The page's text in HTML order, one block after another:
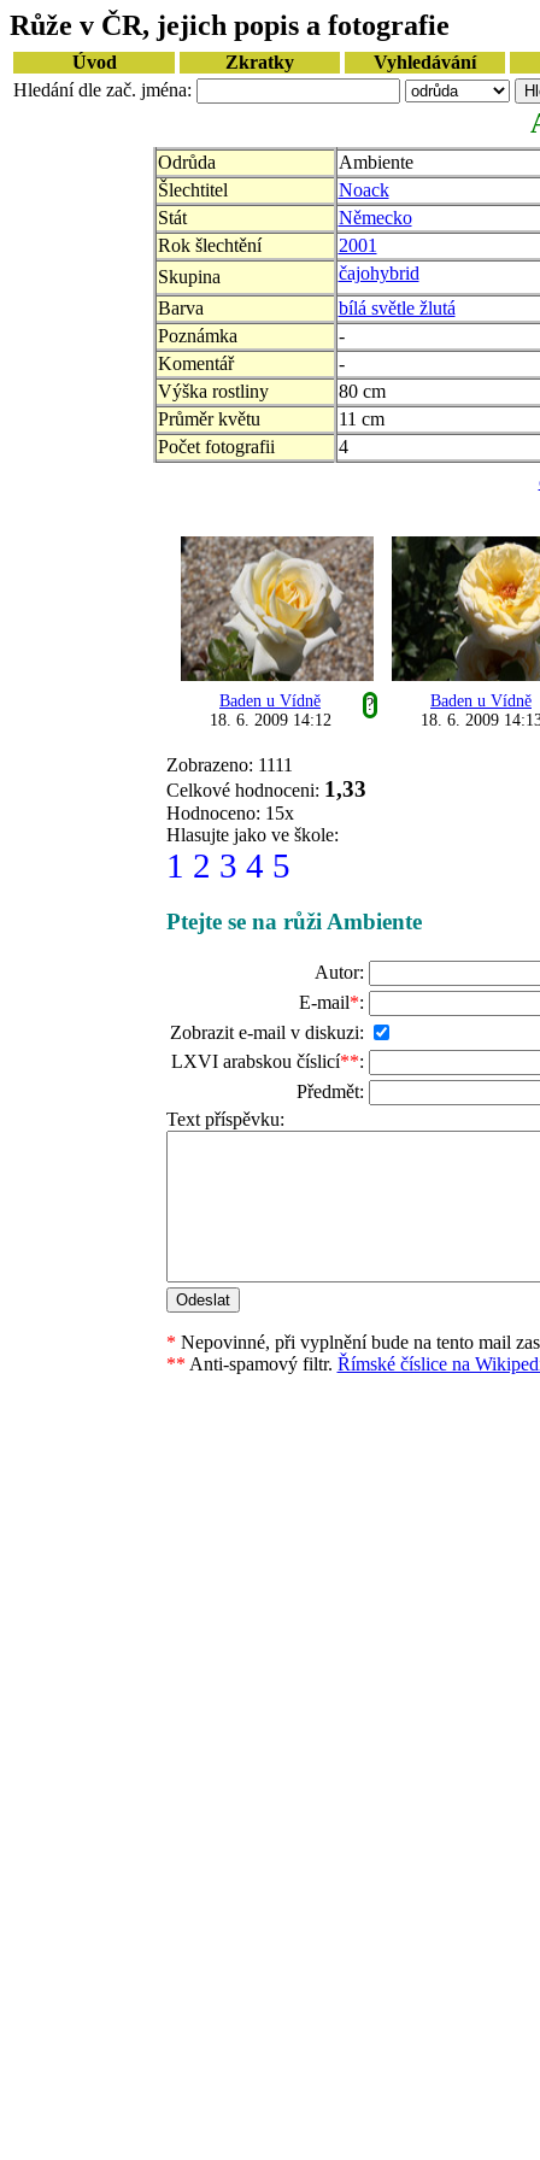
Růže v ČR, jejich popis a fotografie
Úvod Zkratky
Vyhledávání
Hledání dle zač. jména:
Odrůda
Ambiente
Šlechtitel
Noack
Stát
Německo
Rok šlechtění
2001
Skupina
čajohybrid
Barva
bílá světle žlutá
Poznámka
-
Komentář
-
Výška rostliny
80 cm
Průměr květu
11 cm
Počet fotografii
4
Baden u Vídně
?
18. 6. 2009 14:12
Baden u Vídně
18. 6. 2009
Zobrazeno: 1111
Celkové hodnoceni: 1,33
Hodnoceno: 15x
Hlasujte jako ve škole:
1 2 3 4 5
Ptejte se na růži Ambiente
Autor:
E-mail*:
Zobrazit e-mail v diskuzi:
LXVI arabskou číslicí**:
Předmět:
Text příspěvku:
* Nepovinné, při vyplnění bude na tento mail
** Anti-spamový filtr. Římské číslice na